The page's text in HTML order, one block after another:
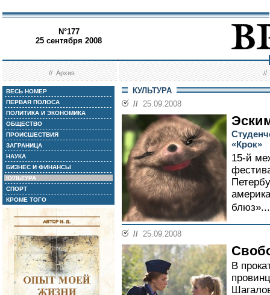
N°177
25 сентября 2008
//Архив //
ВЕСЬ НОМЕР
ПЕРВАЯ ПОЛОСА
ПОЛИТИКА И ЭКОНОМИКА
ОБЩЕСТВО
ПРОИСШЕСТВИЯ
ЗАГРАНИЦА
НАУКА
БИЗНЕС И ФИНАНСЫ
КУЛЬТУРА
СПОРТ
КРОМЕ ТОГО
КУЛЬТУРА
// 25.09.2008
«Крок»
15-й
// 25.09.2008
В